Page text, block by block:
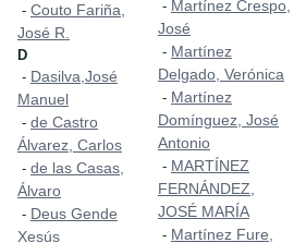
- Couto Fariña,
José R.
D
- Dasilva,José
Manuel
- de Castro
Álvarez, Carlos
- de las Casas,
Álvaro
- Deus Gende
Xesús
- Martínez Crespo,
José
- Martínez
Delgado, Verónica
- Martínez
Domínguez, José
Antonio
- MARTÍNEZ
FERNÁNDEZ,
JOSÉ MARÍA
- Martínez Fure,